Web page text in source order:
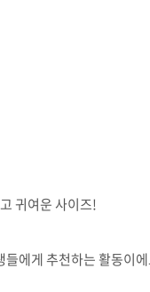
귀여운 사이즈!
들에게 추천하는 활동이